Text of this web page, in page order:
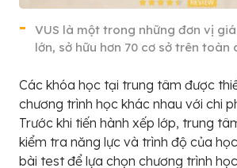
VUS là một trong những đơn vị
lớn, sở hữu hơn 70 cơ sở trên toàn
Các khóa học tại trung tâm được
chương trình học khác nhau với chi
Trước khi tiến hành xếp lớp, trung
kiểm tra năng lực và trình độ của
bài test để lựa chọn chương trình